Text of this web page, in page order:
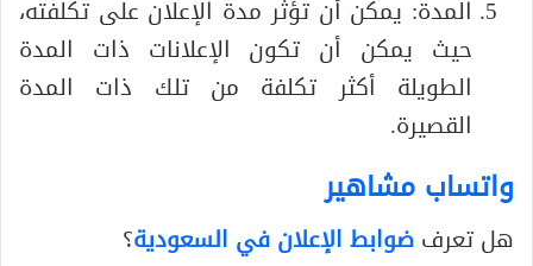
المدة: يمكن أن تؤثر مدة الإعلان على تكلفته،
حيث يمكن أن تكون الإعلانات ذات المدة
الطويلة أكثر تكلفة من تلك ذات المدة
القصيرة.
واتساب مشاهير
هل تعرفضوابط الإعلان في السعودية؟